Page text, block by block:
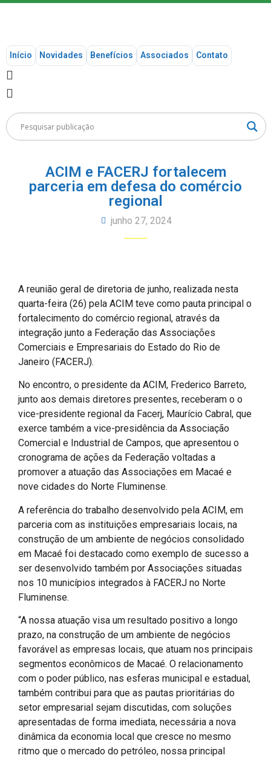
Início Novidades Benefícios Associados Contato
ACIM e FACERJ fortalecem
parceria em defesa do comércio
regional
junho 27, 2024
A reunião geral de diretoria de junho, realizada nesta
quarta-feira (26) pela ACIM teve como pauta principal o
fortalecimento do comércio regional, através da
integração junto a Federação das Associações
Comerciais e Empresariais do Estado do Rio de
Janeiro (FACERJ).
No encontro, o presidente da ACIM, Frederico Barreto,
junto aos demais diretores presentes, receberam o o
vice-presidente regional da Facerj, Maurício Cabral, que
exerce também a vice-presidência da Associação
Comercial e Industrial de Campos, que apresentou o
cronograma de ações da Federação voltadas a
promover a atuação das Associações em Macaé e
nove cidades do Norte Fluminense.
A referência do trabalho desenvolvido pela ACIM, em
parceria com as instituições empresariais locais, na
construção de um ambiente de negócios consolidado
em Macaé foi destacado como exemplo de sucesso a
ser desenvolvido também por Associações situadas
nos 10 municípios integrados à FACERJ no Norte
Fluminense.
“A nossa atuação visa um resultado positivo a longo
prazo, na construção de um ambiente de negócios
favorável as empresas locais, que atuam nos principais
segmentos econômicos de Macaé. O relacionamento
com o poder público, nas esferas municipal e estadual,
também contribui para que as pautas prioritárias do
setor empresarial sejam discutidas, com soluções
apresentadas de forma imediata, necessária a nova
dinâmica da economia local que cresce no mesmo
ritmo que o mercado do petróleo, nossa principal